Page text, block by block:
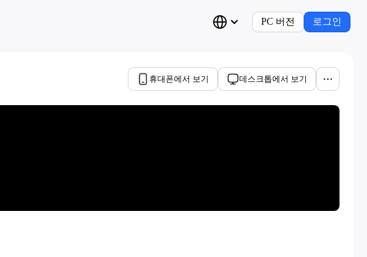
PC 버전 로그인
휴대폰에서 보기 데스크톱에서 보기